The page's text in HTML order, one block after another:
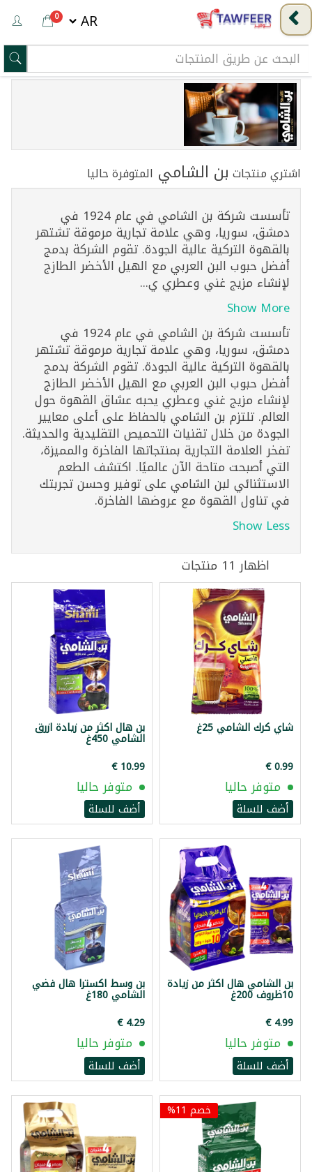
0
اشتري منتجات بن الشامي المتوفرة حاليا
تأسست شركة بن الشامي في عام 1924 في
دمشق، سوريا، وهي علامة تجارية مرموقة تشتهر
بالقهوة التركية عالية الجودة. تقوم الشركة بدمج
أفضل حبوب البن العربي مع الهيل الأخضر الطازج
لإنشاء مزيج غني وعطري ي...
Show More
تأسست شركة بن الشامي في عام 1924 في
دمشق، سوريا، وهي علامة تجارية مرموقة تشتهر
بالقهوة التركية عالية الجودة. تقوم الشركة بدمج
أفضل حبوب البن العربي مع الهيل الأخضر الطازج
لإنشاء مزيج غني وعطري يحبه عشاق القهوة حول
العالم. تلتزم بن الشامي بالحفاظ على أعلى معايير
الجودة من خلال تقنيات التحميص التقليدية والحديثة.
تفخر العلامة التجارية بمنتجاتها الفاخرة والمميزة،
التي أصبحت متاحة الآن عالميًا. اكتشف الطعم
الاستثنائي لبن الشامي على توفير وحسن تجربتك
في تناول القهوة مع عروضها الفاخرة.
Show Less
اظهار 11 منتجات
شاي كرك الشامي 25غ
متوفر حاليا
أضف للسلة
بن هال اكثر من زيادة ازرق
الشامي 450غ
متوفر حاليا
أضف للسلة
بن الشامي هال اكثر من زيادة
10ظروف 200غ
متوفر حاليا
أضف للسلة
بن وسط اكسترا هال فضي
الشامي 180غ
متوفر حاليا
أضف للسلة
خصم 11%